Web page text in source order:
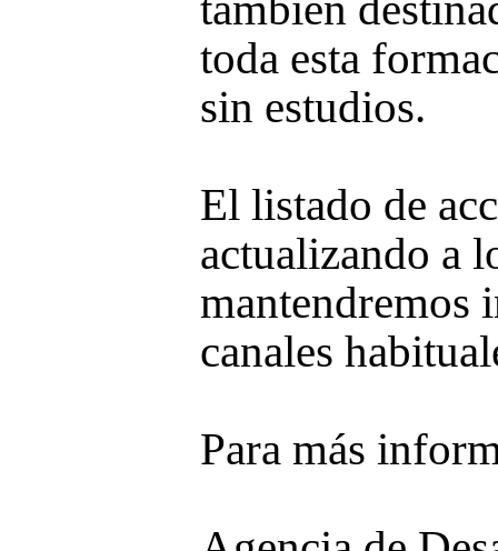
toda esta
sin estudios.
El listado de
actualizando a
mantendremos
canales
Para más